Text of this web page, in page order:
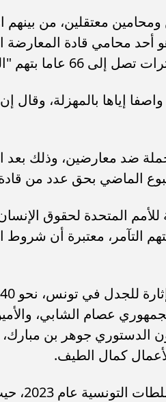
معتقلين، من بينهم
أحد محامي قادة
على أمن الدولة".
إياها بالمهزلة، وقال
ضد معارضين، وذلك بعد
الماضي بحق عدد من
المتحدة لحقوق
التآمر، معتبرة أن شروط
عصام الشابي، والأمين
الدستوري جوهر بن
كمال الطيف.
وتم اعتقال